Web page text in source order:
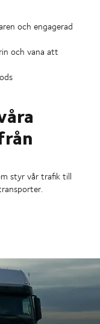
och engagerad
och vana att
styr vår trafik till